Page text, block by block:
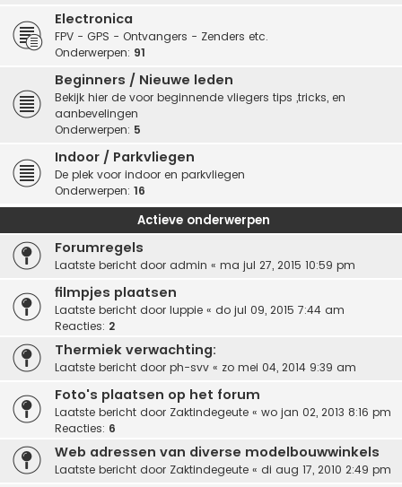
Electronica
FPV - GPS - Ontvangers - Zenders etc.
Onderwerpen: 91
Beginners / Nieuwe leden
Bekijk hier de voor beginnende vliegers tips ,tricks, en
aanbevelingen
Onderwerpen: 5
Indoor / Parkvliegen
De plek voor indoor en parkvliegen
Onderwerpen: 16
Actieve onderwerpen
Forumregels
Laatste bericht door admin « ma jul 27, 2015 10:59 pm
filmpjes plaatsen
Laatste bericht door luppie « do jul 09, 2015 7:44 am
Reacties: 2
Thermiek verwachting:
Laatste bericht door ph-svv « zo mei 04, 2014 9:39 am
Foto's plaatsen op het forum
Laatste bericht door Zaktindegeute « wo jan 02, 2013 8:16 pm
Reacties: 6
Web adressen van diverse modelbouwwinkels
Laatste bericht door Zaktindegeute « di aug 17, 2010 2:49 pm